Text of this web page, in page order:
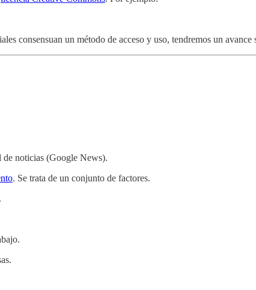
consensuan un método de acceso y uso, tendremos un
de noticias (Google News).
. Se trata de un conjunto de factores.